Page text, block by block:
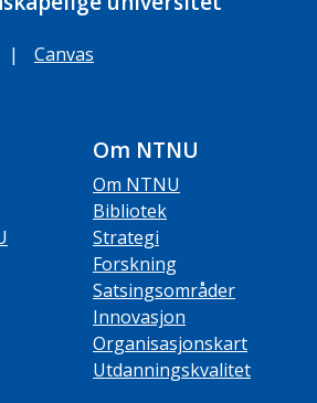
| Canvas
Om NTNU
Om NTNU
Bibliotek
Strategi
Forskning
Satsingsområder
Innovasjon
Organisasjonskart
Utdanningskvalitet